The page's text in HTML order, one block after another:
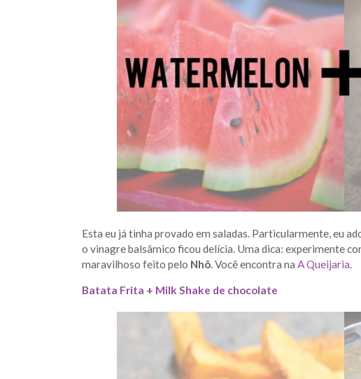
Esta eu já tinha provado em saladas. Particularmente, eu
o vinagre balsâmico ficou delícia. Uma dica: experimente
maravilhoso feito pelo Nhô. Você encontra na A Queijaria.
Batata Frita + Milk Shake de chocolate